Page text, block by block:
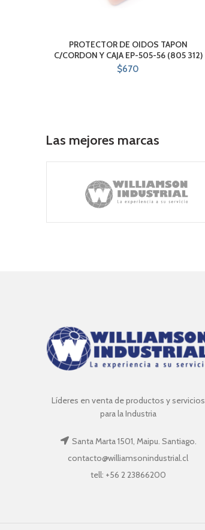
PROTECTOR DE OIDOS TAPON
C/CORDON Y CAJA EP-505-56 (805 312)
$670
Las mejores marcas
Líderes en venta de productos y servicios
para la Industria
Santa Marta 1501, Maipu. Santiago.
contacto@williamsonindustrial.cl
tell: +56 2 23866200